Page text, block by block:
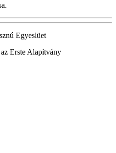
Egyeslüet
Erste Alapítvány